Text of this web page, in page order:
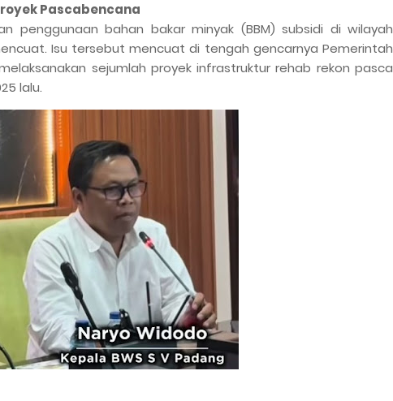
Pascabencana
penggunaan bahan bakar minyak (BBM) subsidi di wilayah
Isu tersebut mencuat di tengah gencarnya Pemerintah
sejumlah proyek infrastruktur rehab rekon pasca
lalu.